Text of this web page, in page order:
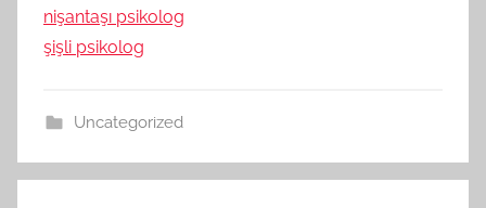
nişantaşı psikolog
şişli psikolog
Uncategorized